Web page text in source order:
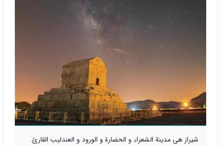
شيراز هي مدینة الشعراء و الحضارة و الورود و العندلیب القارئ.